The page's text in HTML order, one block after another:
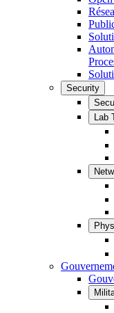
Security
Lab